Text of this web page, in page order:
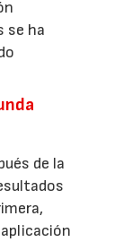
se ha
de la